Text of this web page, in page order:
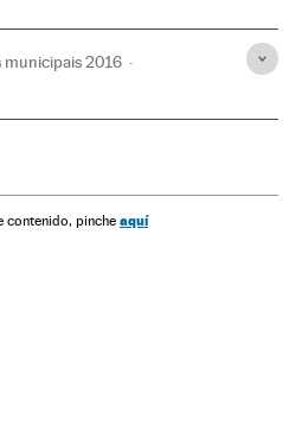
municipais 2016
institucional
Eleições Brasil
contenido, pinche aquí